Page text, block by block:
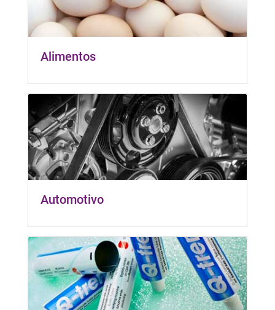
Alimentos
Automotivo